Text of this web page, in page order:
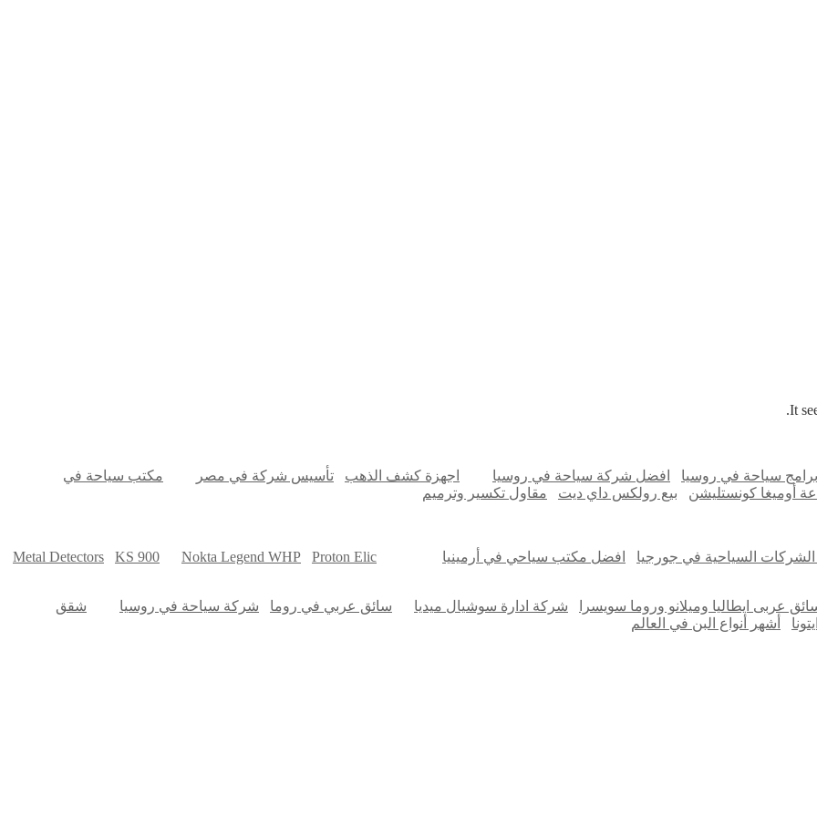
It
برامج سياحة في روسيا افضل شركة سياحة في روسيا اجهزة كشف الذهب تأسيس شركة في مصر
مكتب سياحة في
أوميغا كونستليشن بيع رولكس داي ديت مقاول تكسير وترميم
السياحية في جورجيا افضل مكتب سياحي في أرمينيا Metal Detectors KS 900 Nokta Legend WHP
Proton Elic
عربى ايطاليا وميلانو وروما سويسرا شركة ادارة سوشيال ميديا سائق عربي في روما شركة سياحة في روسيا
شقق
أشهر أنواع البن في العالم